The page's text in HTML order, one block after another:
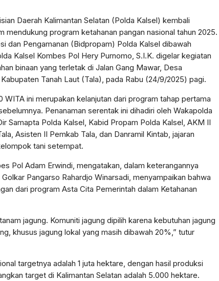
Daerah Kalimantan Selatan (Polda Kalsel) kembali
mendukung program ketahanan pangan nasional tahun 2025.
dan Pengamanan (Bidpropam) Polda Kalsel dibawah
Kalsel Kombes Pol Hery Purnomo, S.I.K. digelar kegiatan
binaan yang terletak di Jalan Gang Mawar, Desa
Tanah Laut (Tala), pada Rabu (24/9/2025) pagi.
WITA ini merupakan kelanjutan dari program tahap pertama
Penanaman serentak ini dihadiri oleh Wakapolda
Samapta Polda Kalsel, Kabid Propam Polda Kalsel, AKM II
Asisten II Pemkab Tala, dan Danramil Kintab, jajaran
tani setempat.
Pol Adam Erwindi, mengatakan, dalam keterangannya
Pangarso Rahardjo Winarsadi, menyampaikan bahwa
dari program Asta Cita Pemerintah dalam Ketahanan
jagung. Komuniti jagung dipilih karena kebutuhan jagung
khusus jagung lokal yang masih dibawah 20%,” tutur
targetnya adalah 1 juta hektare, dengan hasil produksi
target di Kalimantan Selatan adalah 5.000 hektare.